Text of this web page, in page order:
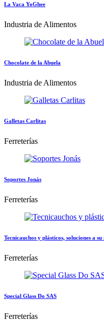
La Vaca YoGhee
Industria de Alimentos
Chocolate de la Abuela
Industria de Alimentos
Galletas Carlitas
Ferreterías
Soportes Jonás
Ferreterías
Tecnicauchos y plásticos, soluciones a su
Ferreterías
Special Glass Do SAS
Ferreterías